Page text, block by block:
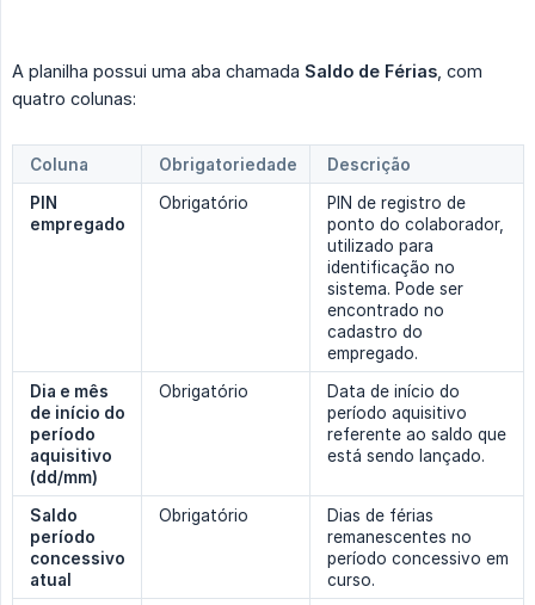
A planilha possui uma aba chamada Saldo de Férias , com
quatro colunas:
Coluna Obrigatoriedade
Descrição
PIN
empregado
Obrigatório
PIN de registro de
ponto do colaborador,
utilizado para
identificação no
sistema. Pode ser
encontrado no
cadastro do
empregado.
Dia e mês
de início do
período
aquisitivo
(dd/mm)
Obrigatório
Data de início do
período aquisitivo
referente ao saldo que
está sendo lançado.
Saldo
período
concessivo
atual
Obrigatório
Dias de férias
remanescentes no
período concessivo em
curso.